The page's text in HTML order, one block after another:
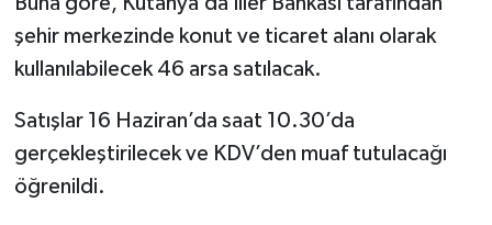
şehir merkezinde konut ve ticaret alanı olarak
kullanılabilecek 46 arsa satılacak.
Satışlar 16 Haziran’da saat 10.30’da
gerçekleştirilecek ve KDV’den muaf tutulacağı
öğrenildi.
İlçeler
Kültür Sanat